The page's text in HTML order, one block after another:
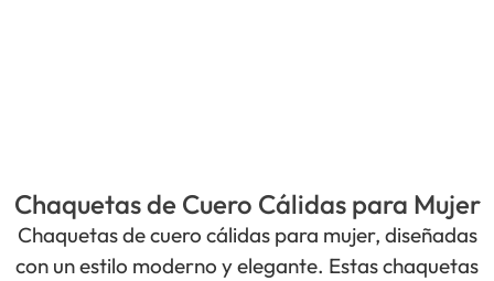
Chaquetas de Cuero Cálidas para Mujer
Chaquetas de cuero cálidas para mujer, diseñadas
con un estilo moderno y elegante. Estas chaquetas